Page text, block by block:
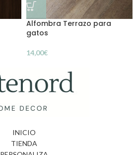
Alfombra Terrazo para
gatos
14,00€
INICIO
TIENDA